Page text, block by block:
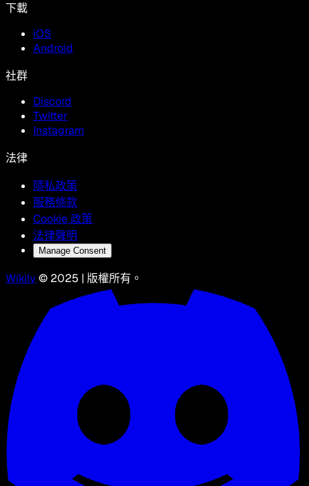
下載
iOS
Android
社群
Discord
Twitter
Instagram
法律
隱私政策
服務條款
Cookie 政策
法律聲明
Manage Consent
Wikily © 2025 | 版權所有。